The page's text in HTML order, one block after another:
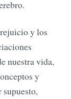
y los
nuestra vida,
y